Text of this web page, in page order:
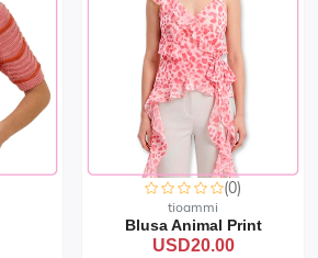
(0)
tioammi
Blusa Animal Print
USD20.00